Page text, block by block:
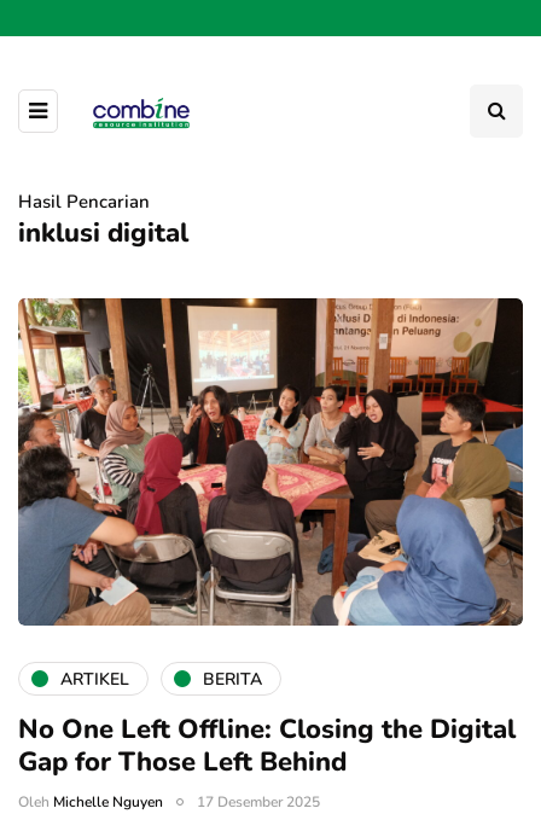
Hasil Pencarian
inklusi digital
ARTIKEL BERITA
No One Left Offline: Closing the Digital
Gap for Those Left Behind
Oleh Michelle Nguyen 17 Desember 2025